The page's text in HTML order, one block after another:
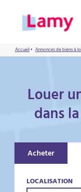
Accueil• Annonces de biens à
Louer
dans
Acheter
LOCALISATION